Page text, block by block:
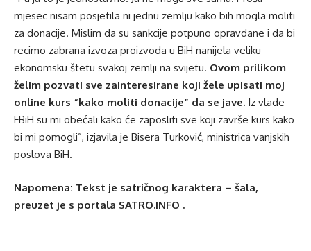
mjesec nisam posjetila ni jednu zemlju kako bih mogla moliti
za donacije. Mislim da su sankcije potpuno opravdane i da bi
recimo zabrana izvoza proizvoda u BiH nanijela veliku
ekonomsku štetu svakoj zemlji na svijetu. Ovom prilikom
želim pozvati sve zainteresirane koji žele upisati moj
online kurs “kako moliti donacije” da se jave. Iz vlade
FBiH su mi obećali kako će zaposliti sve koji završe kurs kako
bi mi pomogli”, izjavila je Bisera Turković, ministrica vanjskih
poslova BiH.
Napomena: Tekst je satričnog karaktera – šala,
preuzet je s portala SATRO.INFO .